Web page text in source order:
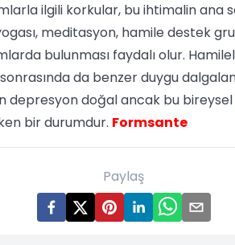
ilgili korkular, bu ihtimalin ana
meditasyon, hamile destek
bulunması faydalı olur.
da benzer duygu
depresyon doğal ancak bu
bir durumdur. Formsante
Paylaş